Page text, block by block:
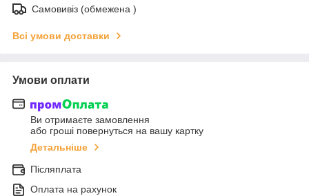
Самовивіз (обмежена )
Всі умови доставки
Умови оплати
Ви отримаєте замовлення
або гроші повернуться на вашу картку
Детальніше
Післяплата
Оплата на рахунок